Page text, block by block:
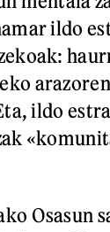
ildo
ildo
Osasun